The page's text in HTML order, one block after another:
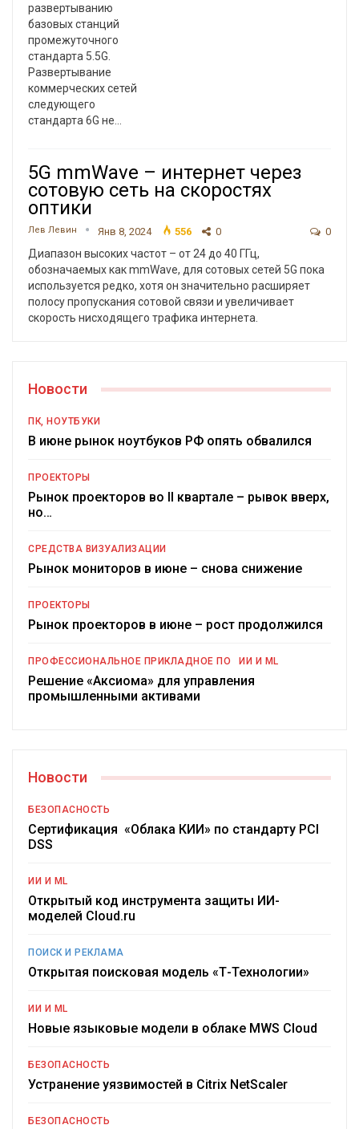
развертыванию
базовых станций
промежуточного
стандарта 5.5G.
Развертывание
коммерческих сетей
следующего
стандарта 6G не…
5G mmWave – интернет через
сотовую сеть на скоростях
оптики
Лев Левин Янв 8, 2024 556 0 0
Диапазон высоких частот – от 24 до 40 ГГц,
обозначаемых как mmWave, для сотовых сетей 5G пока
используется редко, хотя он значительно расширяет
полосу пропускания сотовой связи и увеличивает
скорость нисходящего трафика интернета.
Новости
ПК, НОУТБУКИ
В июне рынок ноутбуков РФ опять обвалился
ПРОЕКТОРЫ
Рынок проекторов во II квартале – рывок вверх,
но…
СРЕДСТВА ВИЗУАЛИЗАЦИИ
Рынок мониторов в июне – снова снижение
ПРОЕКТОРЫ
Рынок проекторов в июне – рост продолжился
ПРОФЕССИОНАЛЬНОЕ ПРИКЛАДНОЕ ПО ИИ И ML
Решение «Аксиома» для управления
промышленными активами
Новости
БЕЗОПАСНОСТЬ
Сертификация «Облака КИИ» по стандарту PCI
DSS
ИИ И ML
Открытый код инструмента защиты ИИ-
моделей Cloud.ru
ПОИСК И РЕКЛАМА
Открытая поисковая модель «Т-Технологии»
ИИ И ML
Новые языковые модели в облаке MWS Cloud
БЕЗОПАСНОСТЬ
Устранение уязвимостей в Citrix NetScaler
БЕЗОПАСНОСТЬ